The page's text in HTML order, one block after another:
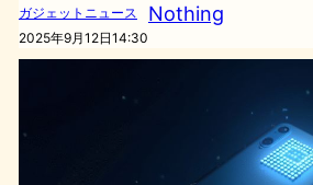
ガジェットニュース Nothing
2025年9月12日14:30